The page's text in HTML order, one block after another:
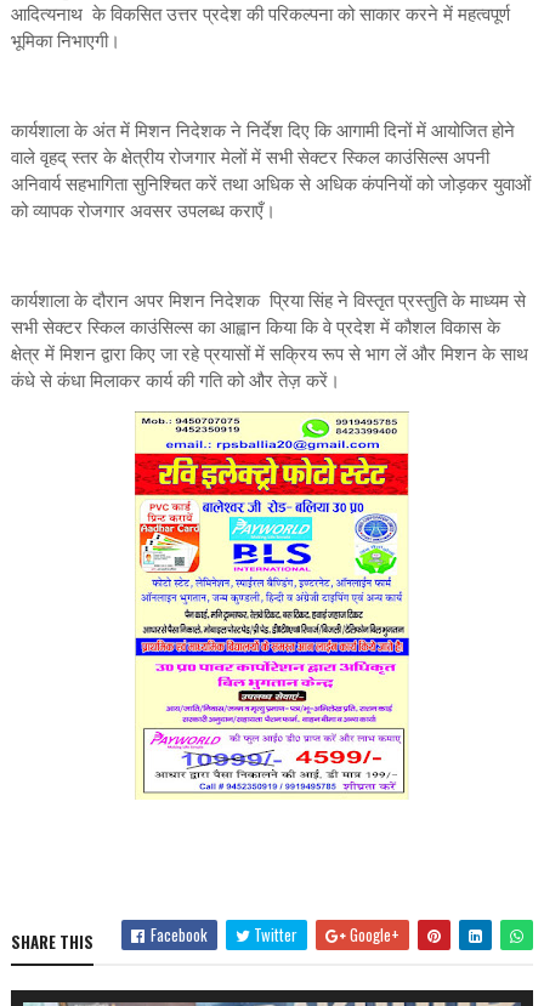
आदित्यनाथ के विकसित उत्तर प्रदेश की परिकल्पना को साकार करने में महत्वपूर्ण
भूमिका निभाएगी।
कार्यशाला के अंत में मिशन निदेशक ने निर्देश दिए कि आगामी दिनों में आयोजित होने
वाले वृहद् स्तर के क्षेत्रीय रोजगार मेलों में सभी सेक्टर स्किल काउंसिल्स अपनी
अनिवार्य सहभागिता सुनिश्चित करें तथा अधिक से अधिक कंपनियों को जोड़कर युवाओं
को व्यापक रोजगार अवसर उपलब्ध कराएँ।
कार्यशाला के दौरान अपर मिशन निदेशक प्रिया सिंह ने विस्तृत प्रस्तुति के माध्यम से
सभी सेक्टर स्किल काउंसिल्स का आह्वान किया कि वे प्रदेश में कौशल विकास के
क्षेत्र में मिशन द्वारा किए जा रहे प्रयासों में सक्रिय रूप से भाग लें और मिशन के साथ
कंधे से कंधा मिलाकर कार्य की गति को और तेज़ करें।
SHARE THIS Facebook Twitter Google+